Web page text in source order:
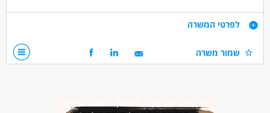
דרישות
ראש גדול, יחסי אנוש טובים , יכולת לעבוד תחת לחץ
אדמיניסטרציה ומזכירות - מזכיר/ה
לפרטי המשרה
שמור משרה